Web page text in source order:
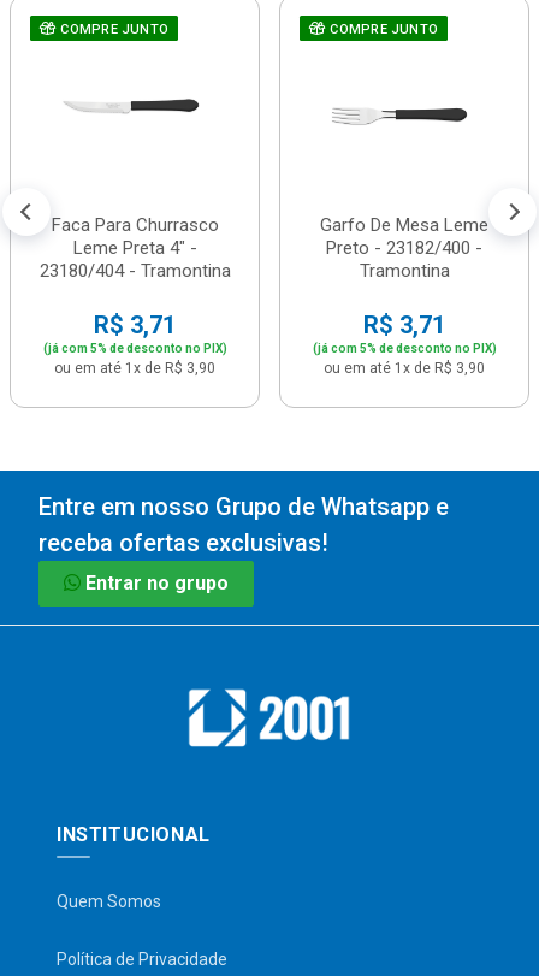
COMPRE JUNTO
Faca Para Churrasco
Leme Preta 4" -
23180/404 - Tramontina
R$ 3,71
(já com 5% de desconto no PIX)
ou em até 1x de R$ 3,90
COMPRE JUNTO
Garfo De Mesa Leme
Preto - 23182/400 -
Tramontina
R$ 3,71
(já com 5% de desconto no PIX)
ou em até 1x de R$ 3,90
Entre em nosso Grupo de Whatsapp e
receba ofertas exclusivas!
Entrar no grupo
INSTITUCIONAL
Quem Somos
Política de Privacidade